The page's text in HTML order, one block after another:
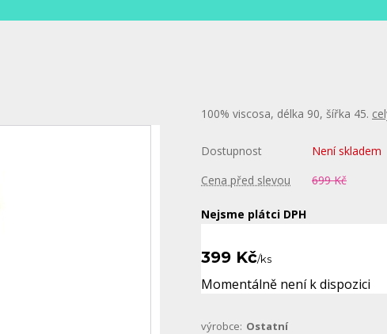
100% viscosa, délka 90, šířka 45.
Dostupnost
Není skladem
Cena před slevou
699 Kč
Nejsme plátci DPH
399 Kč/ks
Momentálně není k dispozici
výrobce: Ostatní